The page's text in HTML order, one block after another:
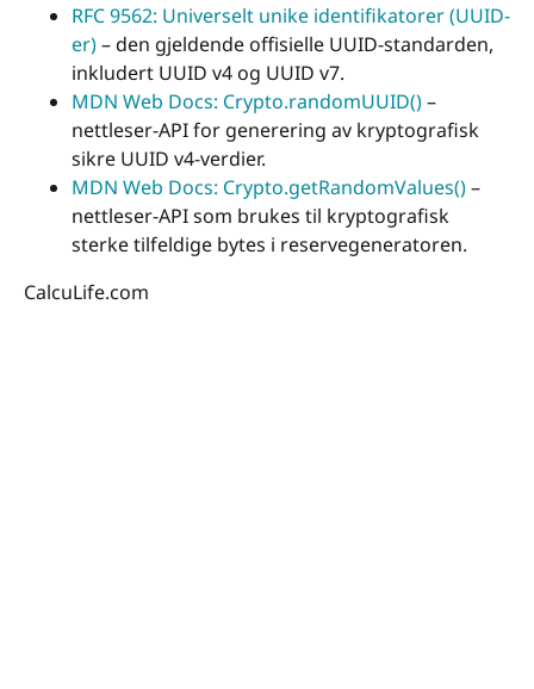
RFC 9562: Universelt unike identifikatorer (UUID-
er)– den gjeldende offisielle UUID-standarden,
inkludert UUID v4 og UUID v7.
MDN Web Docs: Crypto.randomUUID()–
nettleser-API for generering av kryptografisk
sikre UUID v4-verdier.
MDN Web Docs: Crypto.getRandomValues()–
nettleser-API som brukes til kryptografisk
sterke tilfeldige bytes i reservegeneratoren.
CalcuLife.com